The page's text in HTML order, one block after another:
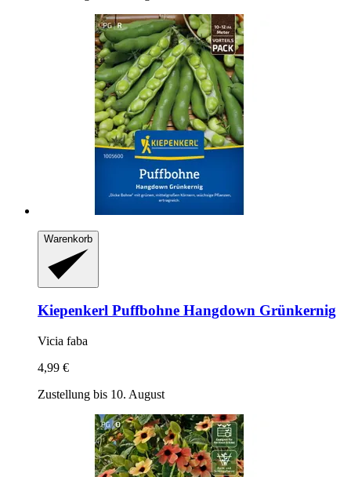
Warenkorb
Kiepenkerl Puffbohne Hangdown Grünkernig
Vicia faba
4,99 €
Zustellung bis 10. August